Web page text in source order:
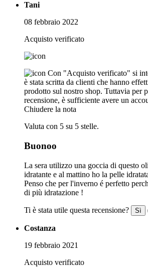
Tani
08 febbraio 2022
Acquisto verificato
Con "Acquisto verificato" si
è stata scritta da clienti che hanno
prodotto sul nostro shop. Tuttavia per
recensione, è sufficiente avere un
Chiudere la nota
Valuta con 5 su 5 stelle.
Buonoo
La sera utilizzo una goccia di questo
idratante e al mattino ho la pelle
Penso che per l'inverno é perfetto
di più idratazione !
Ti è stata utile questa recensione? Sì
Costanza
19 febbraio 2021
Acquisto verificato